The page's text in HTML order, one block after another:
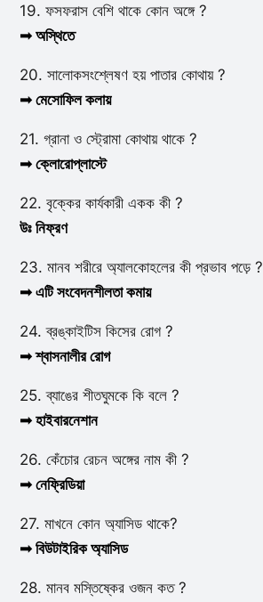
19. ফসফরাস বেশি থাকে কোন অঙ্গে ?
➟ অস্থিতে
20. সালোকসংশ্লেষণ হয় পাতার কোথায় ?
➟ মেসোফিল কলায়
21. গ্রানা ও স্ট্রোমা কোথায় থাকে ?
➟ ক্লোরোপ্লাস্টে
22. বৃক্কের কার্যকারী একক কী ?
উঃ নিফ্রণ
23. মানব শরীরে অ্যালকোহলের কী প্রভাব পড়ে ?
➟ এটি সংবেদনশীলতা কমায়
24. ব্রঙ্কাইটিস কিসের রোগ ?
➟ শ্বাসনালীর রোগ
25. ব্যাঙের শীতঘুমকে কি বলে ?
➟ হাইবারনেশান
26. কেঁচোর রেচন অঙ্গের নাম কী ?
➟ নেফ্রিডিয়া
27. মাখনে কোন অ্যাসিড থাকে?
➟ বিউটাইরিক অ্যাসিড
28. মানব মস্তিষ্কের ওজন কত ?